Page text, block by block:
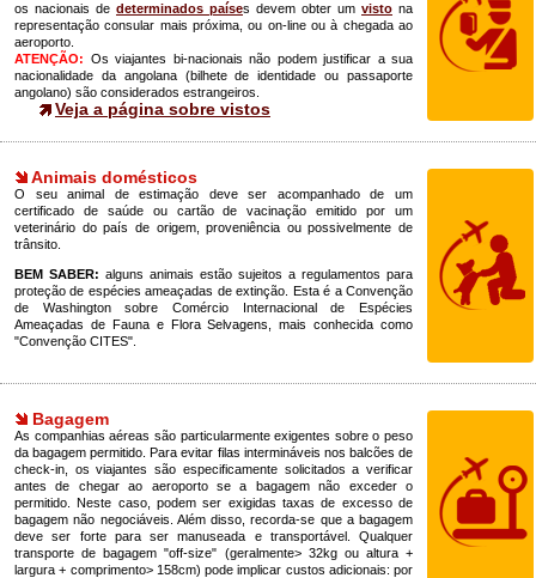
os nacionais de determinados países devem obter um visto na
representação consular mais próxima, ou on-line ou à chegada ao
aeroporto.
ATENÇÃO: Os viajantes bi-nacionais não podem justificar a sua
nacionalidade da angolana (bilhete de identidade ou passaporte
angolano) são considerados estrangeiros.
Veja a página sobre vistos
Animais domésticos
O seu animal de estimação deve ser acompanhado de um
certificado de saúde ou cartão de vacinação emitido por um
veterinário do país de origem, proveniência ou possivelmente de
trânsito.
BEM SABER: alguns animais estão sujeitos a regulamentos para
proteção de espécies ameaçadas de extinção. Esta é a Convenção
de Washington sobre Comércio Internacional de Espécies
Ameaçadas de Fauna e Flora Selvagens, mais conhecida como
"Convenção CITES".
Bagagem
As companhias aéreas são particularmente exigentes sobre o peso
da bagagem permitido. Para evitar filas intermináveis nos balcões de
check-in, os viajantes são especificamente solicitados a verificar
antes de chegar ao aeroporto se a bagagem não exceder o
permitido. Neste caso, podem ser exigidas taxas de excesso de
bagagem não negociáveis. Além disso, recorda-se que a bagagem
deve ser forte para ser manuseada e transportável. Qualquer
transporte de bagagem "off-size" (geralmente> 32kg ou altura +
largura + comprimento> 158cm) pode implicar custos adicionais: por